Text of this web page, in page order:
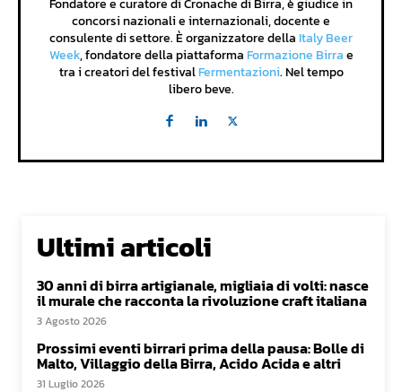
Fondatore e curatore di Cronache di Birra, è giudice in
concorsi nazionali e internazionali, docente e
consulente di settore. È organizzatore della Italy Beer
Week, fondatore della piattaforma Formazione Birrae
tra i creatori del festivalFermentazioni. Nel tempo
libero beve.
Ultimi articoli
30 anni di birra artigianale, migliaia di volti: nasce
il murale che racconta la rivoluzione craft italiana
3 Agosto 2026
Prossimi eventi birrari prima della pausa: Bolle di
Malto, Villaggio della Birra, Acido Acida e altri
31 Luglio 2026